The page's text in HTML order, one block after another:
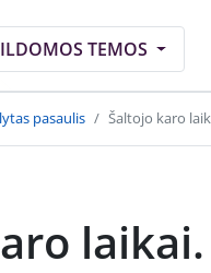
TEMOS
pasaulis Šaltojo karo